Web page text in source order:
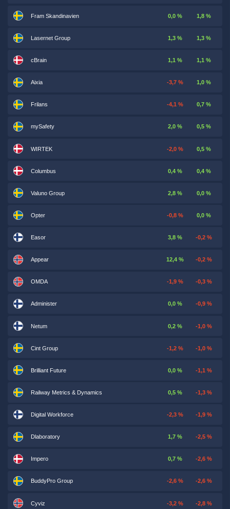
Fram Skandinavien 0,0 % 1,8 %
Lasernet Group 1,3 % 1,3 %
cBrain 1,1 % 1,1 %
Aixia -3,7 % 1,0 %
Frilans -4,1 % 0,7 %
mySafety 2,0 % 0,5 %
WIRTEK -2,0 % 0,5 %
Columbus 0,4 % 0,4 %
Valuno Group 2,8 % 0,0 %
Opter -0,8 % 0,0 %
Easor 3,8 % -0,2 %
Appear 12,4 % -0,2 %
OMDA -1,9 % -0,3 %
Administer 0,0 % -0,9 %
Netum 0,2 % -1,0 %
Cint Group -1,2 % -1,0 %
Brilliant Future 0,0 % -1,1 %
Railway Metrics & Dynamics 0,5 % -1,3 %
Digital Workforce -2,3 % -1,9 %
Dlaboratory 1,7 % -2,5 %
Impero 0,7 % -2,6 %
BuddyPro Group -2,6 % -2,6 %
Cyviz -3,2 % -2,8 %